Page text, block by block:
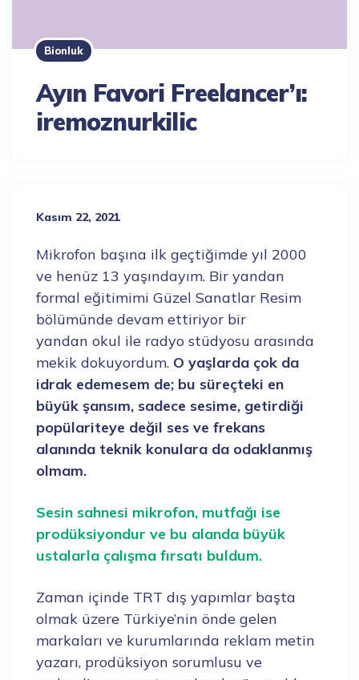
Bionluk
Ayın Favori Freelancer’ı:
iremoznurkilic
Kasım 22, 2021
Mikrofon başına ilk geçtiğimde yıl 2000
ve henüz 13 yaşındayım. Bir yandan
formal eğitimimi Güzel Sanatlar Resim
bölümünde devam ettiriyor bir
yandan okul ile radyo stüdyosu arasında
mekik dokuyordum. O yaşlarda çok da
idrak edemesem de; bu süreçteki en
büyük şansım, sadece sesime, getirdiği
popülariteye değil ses ve frekans
alanında teknik konulara da odaklanmış
olmam.
Sesin sahnesi mikrofon, mutfağı ise
prodüksiyondur ve bu alanda büyük
ustalarla çalışma fırsatı buldum.
Zaman içinde TRT dış yapımlar başta
olmak üzere Türkiye’nin önde gelen
markaları ve kurumlarında reklam metin
yazarı, prodüksiyon sorumlusu ve